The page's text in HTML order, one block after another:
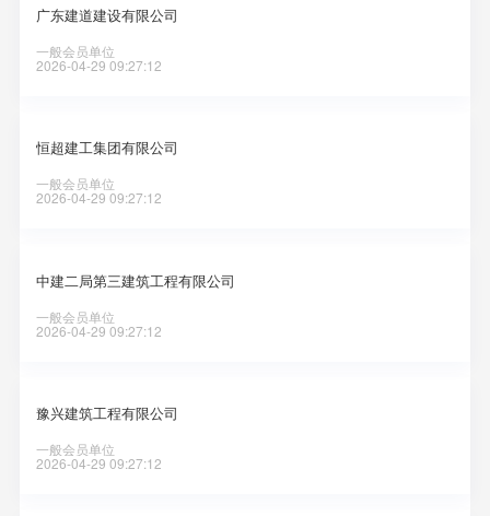
广东建道建设有限公司
一般会员单位
2026-04-29 09:27:12
恒超建工集团有限公司
一般会员单位
2026-04-29 09:27:12
中建二局第三建筑工程有限公司
一般会员单位
2026-04-29 09:27:12
豫兴建筑工程有限公司
一般会员单位
2026-04-29 09:27:12